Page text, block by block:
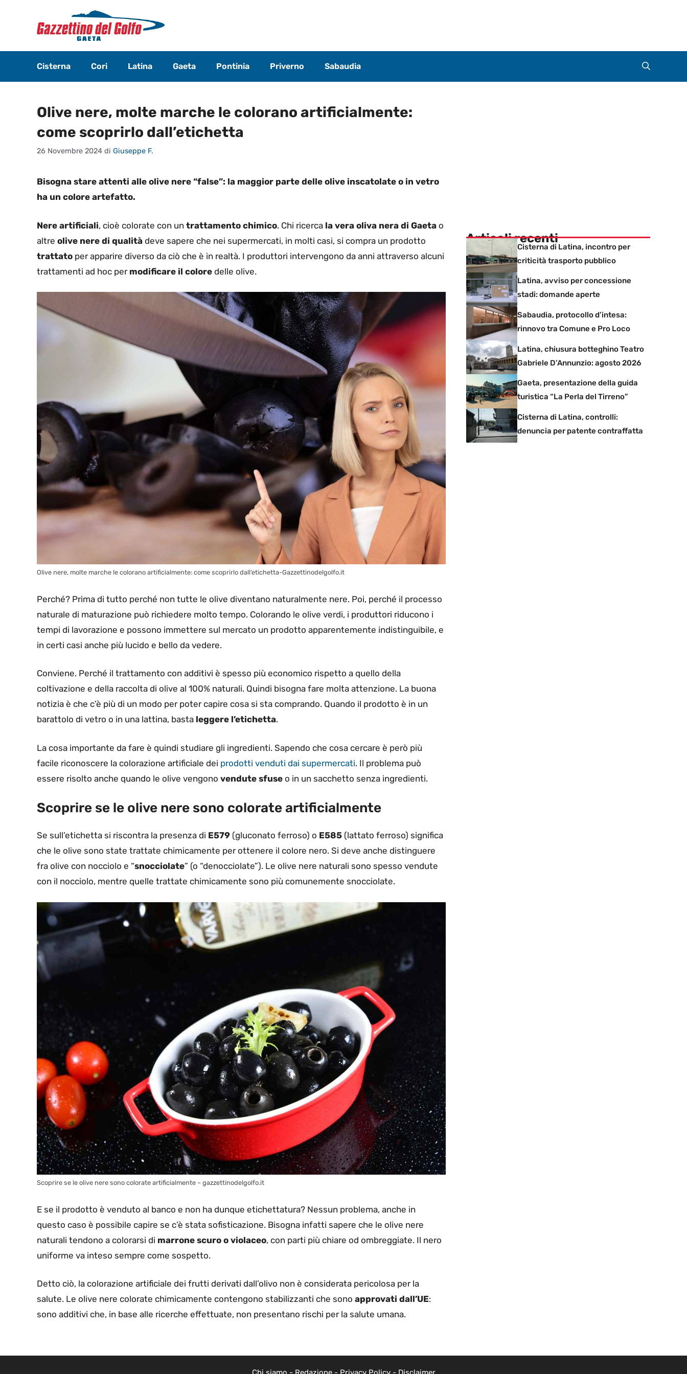
contenuto
Cisterna Cori Latina Gaeta Pontinia Priverno Sabaudia
Olive nere, molte marche le colorano artificialmente:
come scoprirlo dall’etichetta
26 Novembre 2024 di Giuseppe F.
Bisogna stare attenti alle olive nere “false”: la maggior parte delle olive inscatolate o in vetro
ha un colore artefatto.
Nere artificiali, cioè colorate con un trattamento chimico. Chi ricerca la vera oliva nera di Gaeta o
altre olive nere di qualità deve sapere che nei supermercati, in molti casi, si compra un prodotto
trattato per apparire diverso da ciò che è in realtà. I produttori intervengono da anni attraverso alcuni
trattamenti ad hoc per modificare il colore delle olive.
Olive nere, molte marche le colorano artificialmente: come scoprirlo dall’etichetta-Gazzettinodelgolfo.it
Perché? Prima di tutto perché non tutte le olive diventano naturalmente nere. Poi, perché il processo
naturale di maturazione può richiedere molto tempo. Colorando le olive verdi, i produttori riducono i
tempi di lavorazione e possono immettere sul mercato un prodotto apparentemente indistinguibile, e
in certi casi anche più lucido e bello da vedere.
Conviene. Perché il trattamento con additivi è spesso più economico rispetto a quello della
coltivazione e della raccolta di olive al 100% naturali. Quindi bisogna fare molta attenzione. La buona
notizia è che c’è più di un modo per poter capire cosa si sta comprando. Quando il prodotto è in un
barattolo di vetro o in una lattina, basta leggere l’etichetta.
La cosa importante da fare è quindi studiare gli ingredienti. Sapendo che cosa cercare è però più
facile riconoscere la colorazione artificiale dei prodotti venduti dai supermercati. Il problema può
essere risolto anche quando le olive vengono vendute sfuse o in un sacchetto senza ingredienti.
Scoprire se le olive nere sono colorate artificialmente
Se sull’etichetta si riscontra la presenza di E579 (gluconato ferroso) o E585 (lattato ferroso) significa
che le olive sono state trattate chimicamente per ottenere il colore nero. Si deve anche distinguere
fra olive con nocciolo e “snocciolate” (o “denocciolate”). Le olive nere naturali sono spesso vendute
con il nocciolo, mentre quelle trattate chimicamente sono più comunemente snocciolate.
Scoprire se le olive nere sono colorate artificialmente – gazzettinodelgolfo.it
E se il prodotto è venduto al banco e non ha dunque etichettatura? Nessun problema, anche in
questo caso è possibile capire se c’è stata sofisticazione. Bisogna infatti sapere che le olive nere
naturali tendono a colorarsi di marrone scuro o violaceo, con parti più chiare od ombreggiate. Il nero
uniforme va inteso sempre come sospetto.
Detto ciò, la colorazione artificiale dei frutti derivati dall’olivo non è considerata pericolosa per la
salute. Le olive nere colorate chimicamente contengono stabilizzanti che sono approvati dall’UE:
sono additivi che, in base alle ricerche effettuate, non presentano rischi per la salute umana.
Articoli recenti
Cisterna di Latina, incontro per
criticità trasporto pubblico
Latina, avviso per concessione
stadi: domande aperte
Sabaudia, protocollo d’intesa:
rinnovo tra Comune e Pro Loco
Latina, chiusura botteghino Teatro
Gabriele D’Annunzio: agosto 2026
Gaeta, presentazione della guida
turistica “La Perla del Tirreno”
Cisterna di Latina, controlli:
denuncia per patente contraffatta